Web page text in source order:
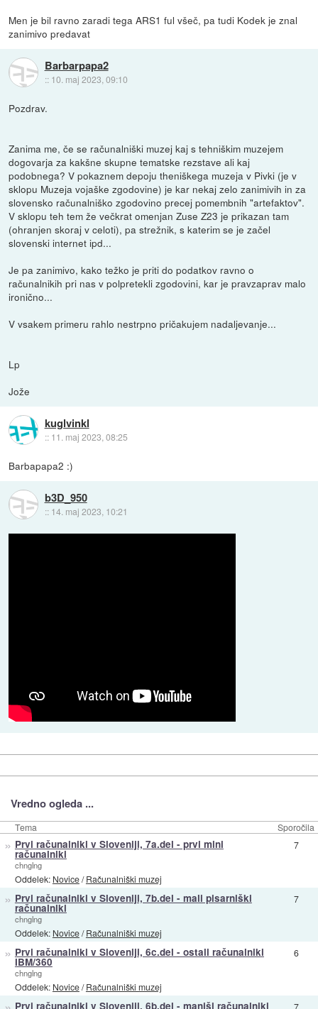
Men je bil ravno zaradi tega ARS1 ful všeč, pa tudi Kodek je znal
zanimivo predavat
Barbarpapa2
:: 10. maj 2023, 09:10
Pozdrav.
Zanima me, če se računalniški muzej kaj s tehniškim muzejem
dogovarja za kakšne skupne tematske rezstave ali kaj
podobnega? V pokaznem depoju theniškega muzeja v Pivki (je v
sklopu Muzeja vojaške zgodovine) je kar nekaj zelo zanimivih in za
slovensko računalniško zgodovino precej pomembnih "artefaktov".
V sklopu teh tem že večkrat omenjan Zuse Z23 je prikazan tam
(ohranjen skoraj v celoti), pa strežnik, s katerim se je začel
slovenski internet ipd...
Je pa zanimivo, kako težko je priti do podatkov ravno o
računalnikih pri nas v polpretekli zgodovini, kar je pravzaprav malo
ironično...
V vsakem primeru rahlo nestrpno pričakujem nadaljevanje...
Lp
Jože
kuglvinkl
:: 11. maj 2023, 08:25
Barbapapa2 :)
b3D_950
:: 14. maj 2023, 10:21
Vredno ogleda ...
Tema Sporočila
» Prvi računalniki v Sloveniji, 7a.del - prvi mini
računalniki
chnglng
Oddelek: Novice/Računalniški muzej
7
» Prvi računalniki v Sloveniji, 7b.del - mali pisarniški
računalniki
chnglng
Oddelek: Novice/Računalniški muzej
7
» Prvi računalniki v Sloveniji, 6c.del - ostali računalniki
IBM/360
chnglng
Oddelek: Novice/Računalniški muzej
6
Prvi računalniki v Sloveniji, 6b.del - manjši računalniki 7